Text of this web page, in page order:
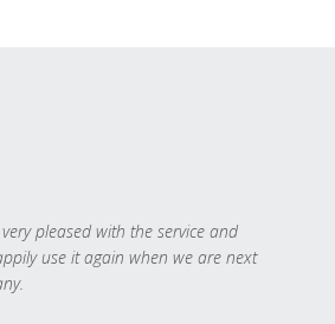
pleased with the service and
use it again when we are next